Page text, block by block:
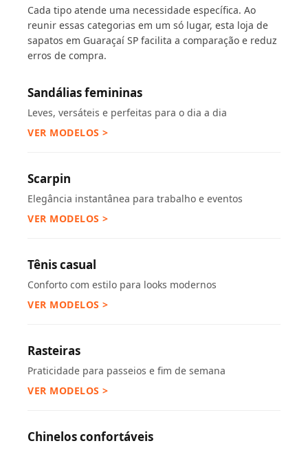
Cada tipo atende uma necessidade específica. Ao
reunir essas categorias em um só lugar, esta loja de
sapatos em Guaraçaí SP facilita a comparação e reduz
erros de compra.
Sandálias femininas
Leves, versáteis e perfeitas para o dia a dia
VER MODELOS >
Scarpin
Elegância instantânea para trabalho e eventos
VER MODELOS >
Tênis casual
Conforto com estilo para looks modernos
VER MODELOS >
Rasteiras
Praticidade para passeios e fim de semana
VER MODELOS >
Chinelos confortáveis